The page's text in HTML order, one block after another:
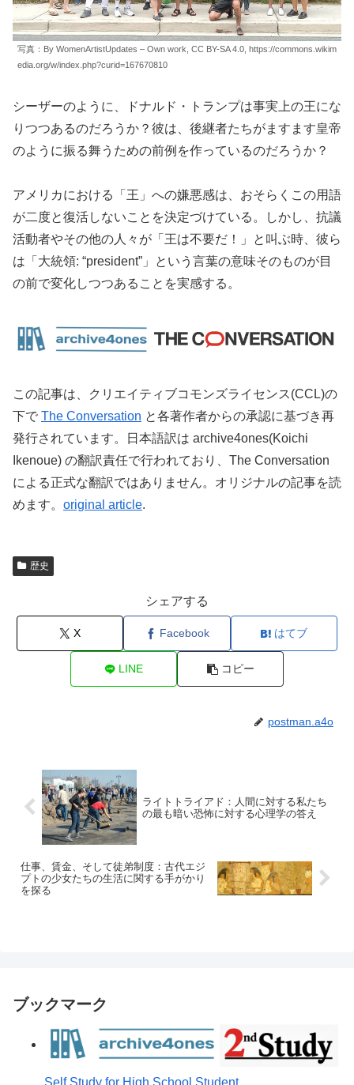
写真：By WomenArtistUpdates – Own work, CC BY-SA 4.0, https://commons.wikim
edia.org/w/index.php?curid=167670810
シーザーのように、ドナルド・トランプは事実上の王にな
りつつあるのだろうか？彼は、後継者たちがますます皇帝
のように振る舞うための前例を作っているのだろうか？
アメリカにおける「王」への嫌悪感は、おそらくこの用語
が二度と復活しないことを決定づけている。しかし、抗議
活動者やその他の人々が「王は不要だ！」と叫ぶ時、彼ら
は「大統領: “president”」という言葉の意味そのものが目
の前で変化しつつあることを実感する。
この記事は、クリエイティブコモンズライセンス(CCL)の
下で The Conversation と各著作者からの承認に基づき再
発行されています。日本語訳は archive4ones(Koichi
Ikenoue) の翻訳責任で行われており、The Conversation
による正式な翻訳ではありません。オリジナルの記事を読
めます。 original article.
歴史
シェアする
X Facebook はてブ
LINE コピー
postman.a4o
ライトトライアド：人間に対する私たち
の最も暗い恐怖に対する心理学の答え
仕事、賃金、そして徒弟制度：古代エジ
プトの少女たちの生活に関する手がかり
を探る
ブックマーク